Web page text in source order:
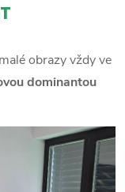
obrazy vždy ve
dominantou